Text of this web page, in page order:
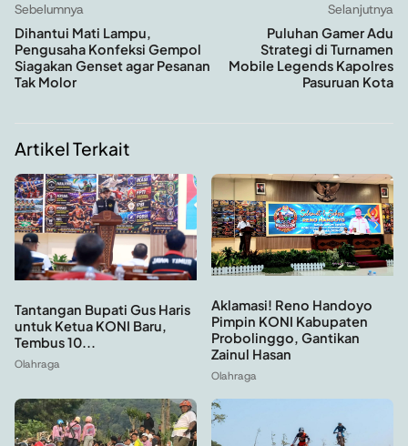
Sebelumnya
Dihantui Mati Lampu,
Pengusaha Konfeksi Gempol
Siagakan Genset agar Pesanan
Tak Molor
Selanjutnya
Puluhan Gamer Adu
Strategi di Turnamen
Mobile Legends Kapolres
Pasuruan Kota
Artikel Terkait
Tantangan Bupati Gus Haris
untuk Ketua KONI Baru,
Tembus 10...
Olahraga
Aklamasi! Reno Handoyo
Pimpin KONI Kabupaten
Probolinggo, Gantikan
Zainul Hasan
Olahraga